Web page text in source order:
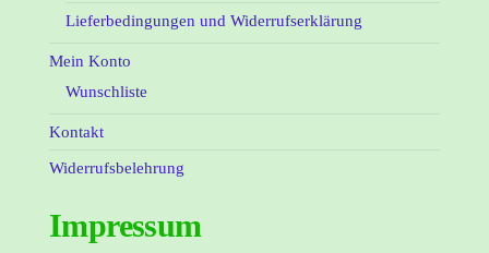
Lieferbedingungen und Widerrufserklärung
Mein Konto
Wunschliste
Kontakt
Widerrufsbelehrung
Impressum